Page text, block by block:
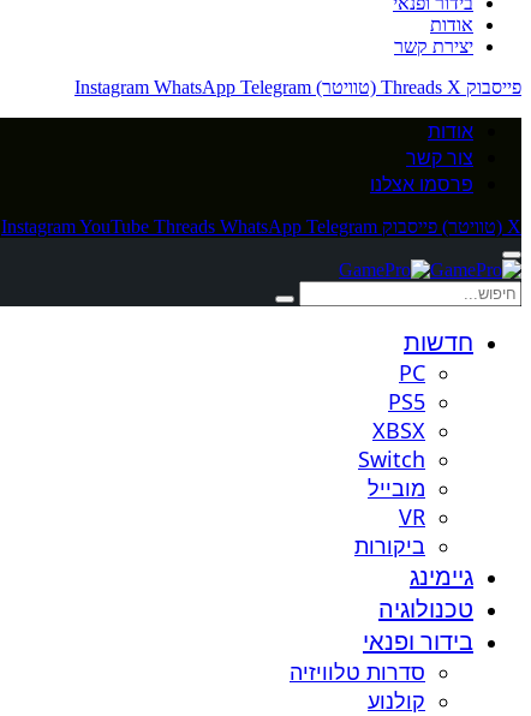
אודות
יצירת קשר
פייסבוק
Threads X (טוויטר) Instagram WhatsApp Telegram
אודות
צור קשר
פרסמו אצלנו
X (טוויטר) פייסבוק InstagramYouTube Threads WhatsApp Telegram
חדשות
PC
PS5
XBSX
Switch
מובייל
VR
ביקורות
גיימינג
טכנולוגיה
בידור ופנאי
סדרות טלוויזיה
קולנוע